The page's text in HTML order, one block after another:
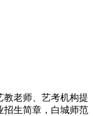
教老师、艺考机构提
招生简章，白城师范